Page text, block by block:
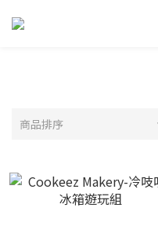
商品排序